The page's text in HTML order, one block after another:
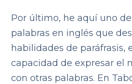
Por último, he aquí uno
palabras en inglés que
habilidades de paráfrasis,
capacidad de expresar el
con otras palabras. En